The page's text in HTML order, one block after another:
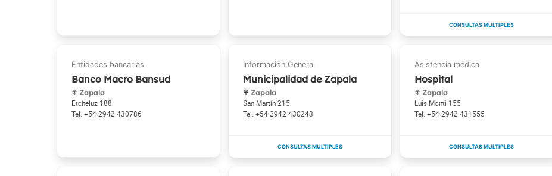
Banco Macro Bansud
Zapala
Etcheluz 188
+54 2942 430786
Municipalidad de Zapala
Zapala
San Martín 215
+54 2942 430243
Hospital
Zapala
Luis Monti 155
+54 2942 431555